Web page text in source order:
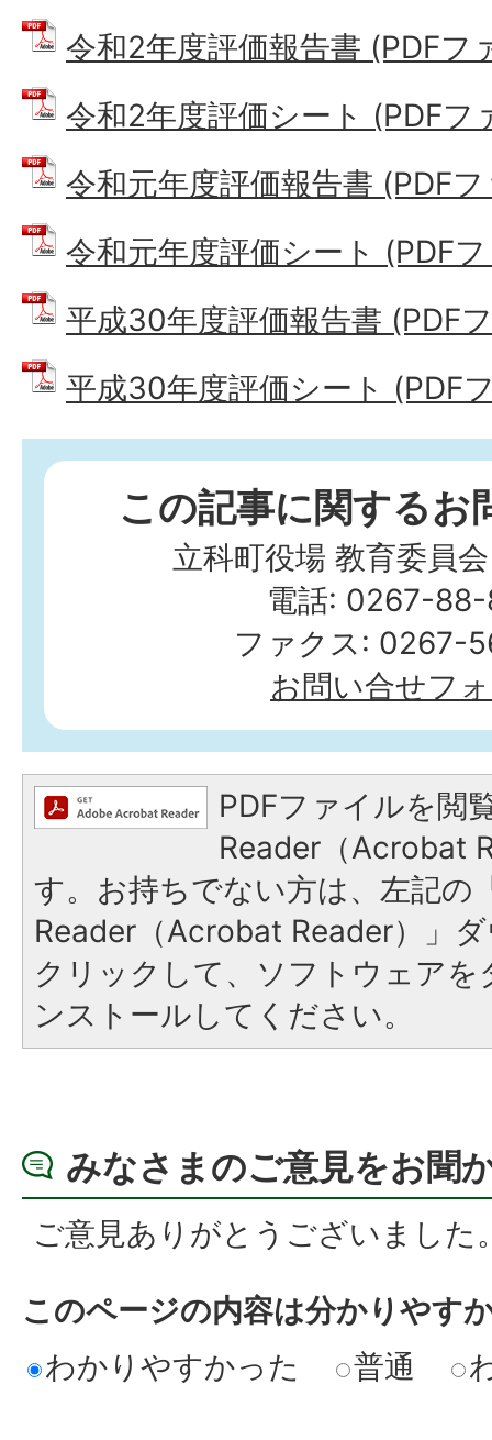
令和2年度評価報告書 (PDFフ
令和2年度評価シート (PDFフ
令和元年度評価報告書 (PDF
令和元年度評価シート (PDF
平成30年度評価報告書 (PDF
平成30年度評価シート (PDF
この記事に関するお
立科町役場 教育委員
電話: 0267-
ファクス: 0267-
お問い合せフ
PDFファイルを閲
Reader（Acrobat
す。お持ちでない方は、左記の
Reader（Acrobat Reader）」
クリックして、ソフトウェア
ンストールしてください。
みなさまのご意見をお聞
ご意見ありがとうございました
このページの内容は分かりやす
わかりやすかった
普通